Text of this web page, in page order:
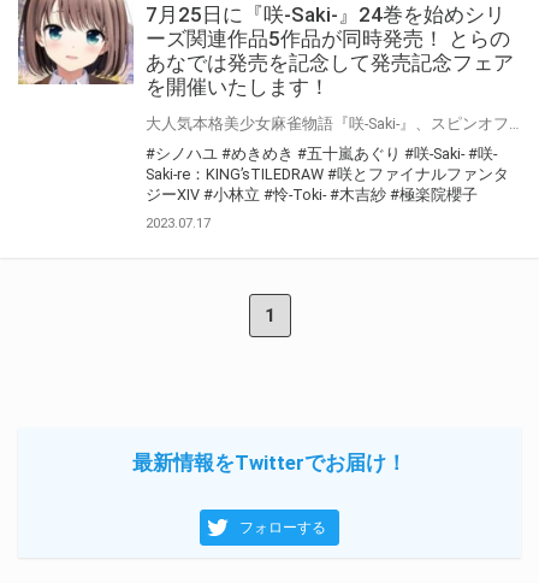
7月25日に『咲-Saki-』24巻を始めシリ
ーズ関連作品5作品が同時発売！ とらの
あなでは発売を記念して発売記念フェア
を開催いたします！
#シノハユ #めきめき #五十嵐あぐり #咲-Saki- #咲-
Saki-re：KING’sTILEDRAW #咲とファイナルファンタ
ジーXIV #小林立 #怜-Toki- #木吉紗 #極楽院櫻子
2023.07.17
1
最新情報をTwitterでお届け！
フォローする